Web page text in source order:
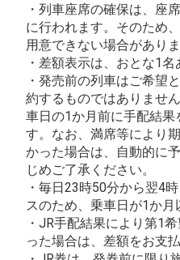
・列車座席の確保は、座
に行われます。そのため
用意できない場合がありま
・差額表示は、おとな1名
・発売前の列車はご希望
約するものではありませ
車日の1か月前に手配結果
す。なお、満席等により
かった場合は、自動的に
じめご了承ください。
・毎日23時50分から翌4
スのため、乗車日が1か月
・JR手配結果により第1
った場合は、差額をお支